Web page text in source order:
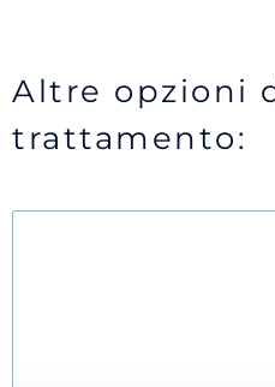
Altre opzioni
trattamento: